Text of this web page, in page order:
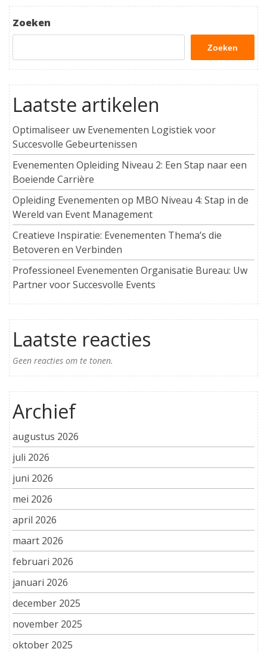
Zoeken
Zoeken
Laatste artikelen
Optimaliseer uw Evenementen Logistiek voor
Succesvolle Gebeurtenissen
Evenementen Opleiding Niveau 2: Een Stap naar een
Boeiende Carrière
Opleiding Evenementen op MBO Niveau 4: Stap in de
Wereld van Event Management
Creatieve Inspiratie: Evenementen Thema’s die
Betoveren en Verbinden
Professioneel Evenementen Organisatie Bureau: Uw
Partner voor Succesvolle Events
Laatste reacties
Geen reacties om te tonen.
Archief
augustus 2026
juli 2026
juni 2026
mei 2026
april 2026
maart 2026
februari 2026
januari 2026
december 2025
november 2025
oktober 2025